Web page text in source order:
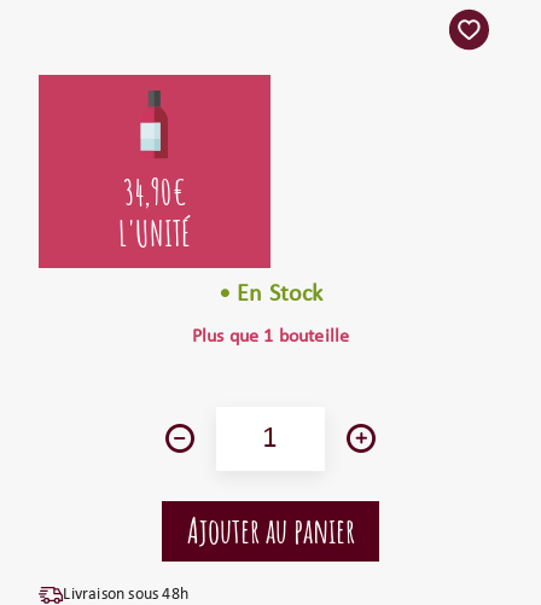
34,90€
L'UNITÉ
• En Stock
Plus que 1 bouteille
Livraison sous 48h